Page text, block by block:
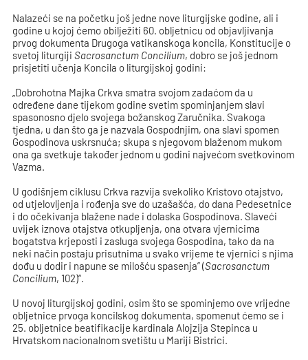
Nalazeći se na početku još jedne nove liturgijske godine, ali i
godine u kojoj ćemo obilježiti 60. obljetnicu od objavljivanja
prvog dokumenta Drugoga vatikanskoga koncila, Konstitucije o
svetoj liturgijiSacrosanctum Concilium, dobro se još jednom
prisjetiti učenja Koncila o liturgijskoj godini:
„Dobrohotna Majka Crkva smatra svojom zadaćom da u
određene dane tijekom godine svetim spominjanjem slavi
spasonosno djelo svojega božanskog Zaručnika. Svakoga
tjedna, u dan što ga je nazvala Gospodnjim, ona slavi spomen
Gospodinova uskrsnuća; skupa s njegovom blaženom mukom
ona ga svetkuje također jednom u godini najvećom svetkovinom
Vazma.
U godišnjem ciklusu Crkva razvija svekoliko Kristovo otajstvo,
od utjelovljenja i rođenja sve do uzašašća, do dana Pedesetnice
i do očekivanja blažene nade i dolaska Gospodinova. Slaveći
uvijek iznova otajstva otkupljenja, ona otvara vjernicima
bogatstva krjeposti i zasluga svojega Gospodina, tako da na
neki način postaju prisutnima u svako vrijeme te vjernici s njima
dođu u dodir i napune se milošću spasenja” (Sacrosanctum
Concilium, 102)“.
U novoj liturgijskoj godini, osim što se spominjemo ove vrijedne
obljetnice prvoga koncilskog dokumenta, spomenut ćemo se i
25. obljetnice beatifikacije kardinala Alojzija Stepinca u
Hrvatskom nacionalnom svetištu u Mariji Bistrici.